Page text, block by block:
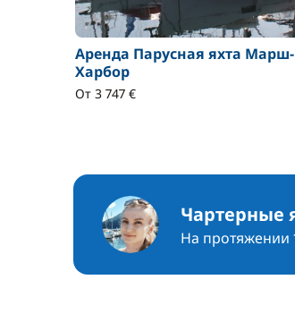
Аренда Парусная яхта Марш-
Харбор
От 3 747 €
Чартерные
На протяжении